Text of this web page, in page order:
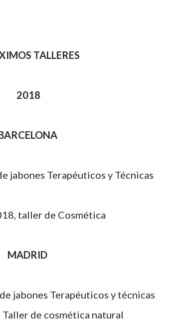
TALLERES
2018
jabones Terapéuticos y Técnicas
taller de Cosmética
MADRID
jabones Terapéuticos y técnicas
de cosmética natural